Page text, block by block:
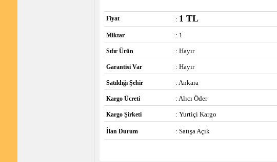
Fiyat : 1 TL
Miktar : 1
Sıfır Ürün : Hayır
Garantisi Var : Hayır
Satıldığı Şehir : Ankara
Kargo Ücreti : Alıcı Öder
Kargo Şirketi : Yurtiçi Kargo
İlan Durum : Satışa Açık